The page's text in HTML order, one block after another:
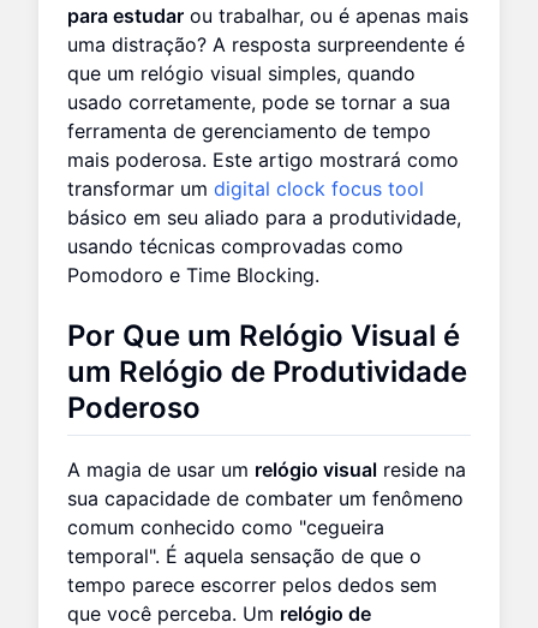
para estudar ou trabalhar, ou é apenas mais
uma distração? A resposta surpreendente é
que um relógio visual simples, quando
usado corretamente, pode se tornar a sua
ferramenta de gerenciamento de tempo
mais poderosa. Este artigo mostrará como
transformar um digital clock focus tool
básico em seu aliado para a produtividade,
usando técnicas comprovadas como
Pomodoro e Time Blocking.
Por Que um Relógio Visual é
um Relógio de Produtividade
Poderoso
A magia de usar um relógio visual reside na
sua capacidade de combater um fenômeno
comum conhecido como "cegueira
temporal". É aquela sensação de que o
tempo parece escorrer pelos dedos sem
que você perceba. Um relógio de